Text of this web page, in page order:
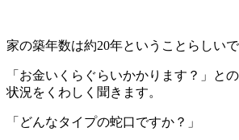
家の築年数は約20年ということらしいで
「お金いくらぐらいかかります？」と
状況をくわしく聞きます。
「どんなタイプの蛇口ですか？」